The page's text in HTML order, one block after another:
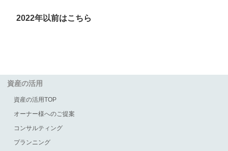
2022年以前はこちら
資産の活用
資産の活用TOP
オーナー様へのご提案
コンサルティング
プランニング